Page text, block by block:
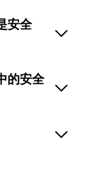
安全
的安全